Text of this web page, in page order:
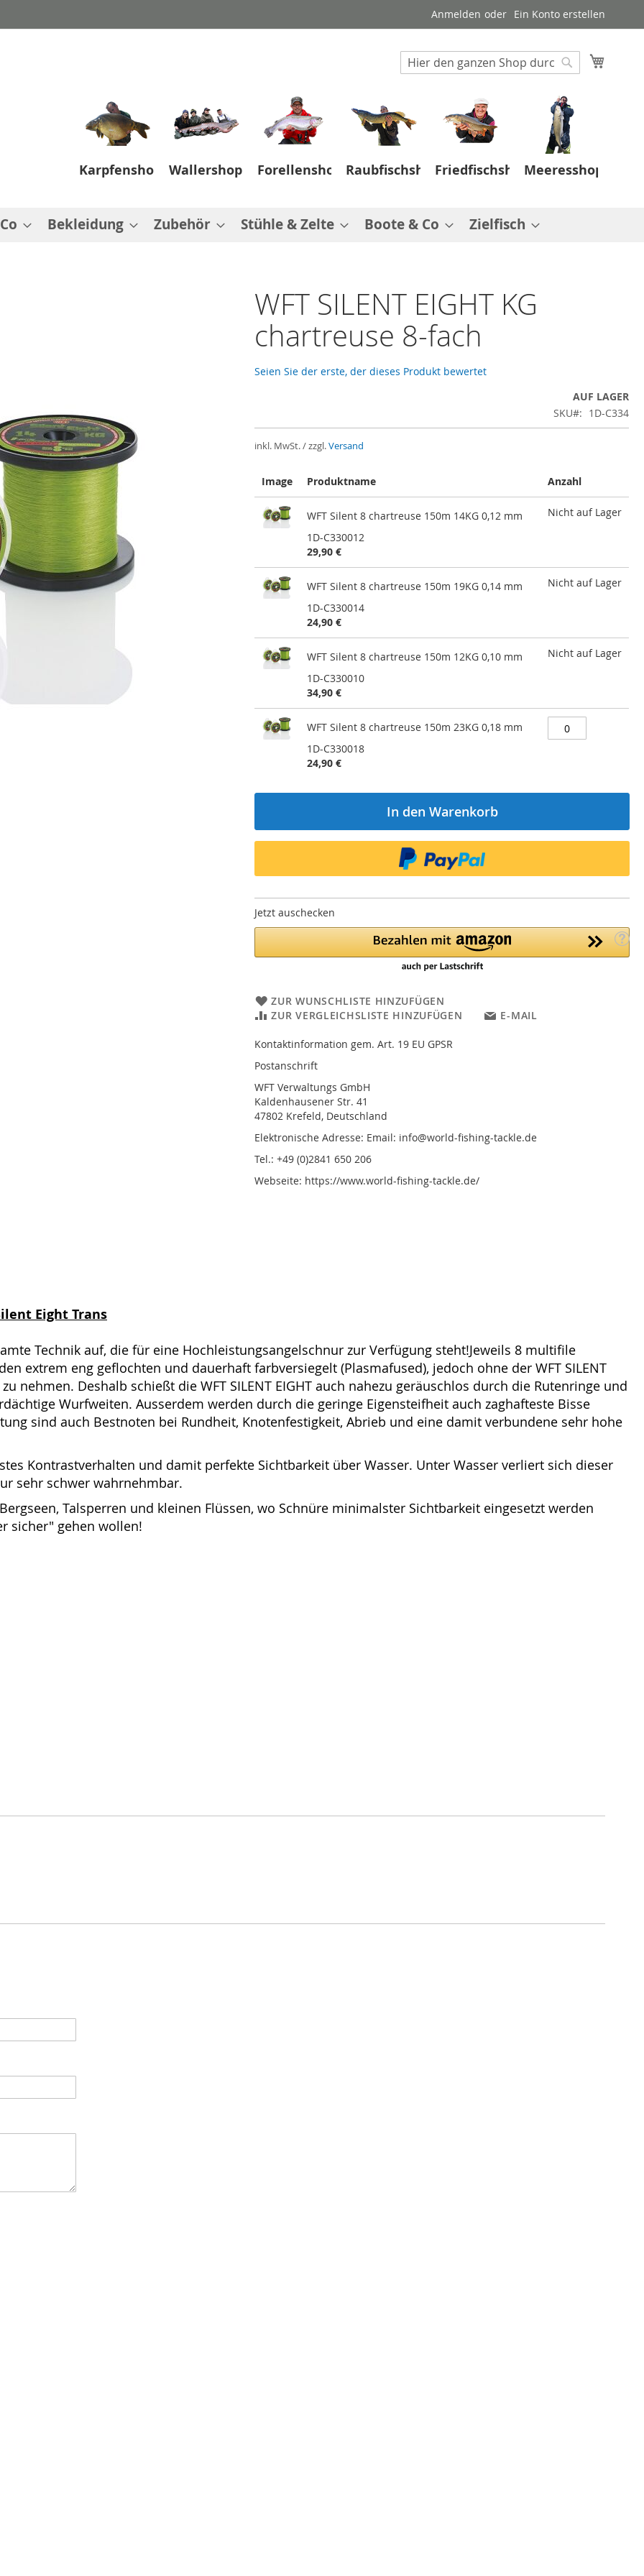
Anmelden Ein Konto erstellen
Suche
Suche
Karpfenshop Wallershop Forellenshop RaubfischshopFriedfischshopMeeresshop
Bekleidung Zubehör Stühle & Zelte Boote & Co Zielfisch
WFT SILENT EIGHT KG
chartreuse 8-fach
Seien Sie der erste, der dieses Produkt bewertet
AUF LAGER
SKU
1D-C334
inkl. MwSt. / zzgl.Versand
Gruppiert
Produkte
Image Produktname Anzahl
WFT Silent 8 chartreuse 150m 14KG 0,12 mm
1D-C330012
29,90 €
Nicht auf Lager
WFT Silent 8 chartreuse 150m 19KG 0,14 mm
1D-C330014
24,90 €
Nicht auf Lager
WFT Silent 8 chartreuse 150m 12KG 0,10 mm
1D-C330010
34,90 €
Nicht auf Lager
WFT Silent 8 chartreuse 150m 23KG 0,18 mm
1D-C330018
24,90 €
In den Warenkorb
Jetzt auschecken
ZUR WUNSCHLISTE HINZUFÜGEN
ZUR VERGLEICHSLISTE HINZUFÜGEN
E-MAIL
Kontaktinformation gem. Art. 19 EU GPSR
Postanschrift
WFT Verwaltungs GmbH
Kaldenhausener Str. 41
47802 Krefeld, Deutschland
Elektronische Adresse: Email: info@world-fishing-tackle.de
Tel.: +49 (0)2841 650 206
Webseite: https://www.world-fishing-tackle.de/
Eight Trans
Technik auf, die für eine Hochleistungsangelschnur zur Verfügung steht!Jeweils 8 multifile
extrem eng geflochten und dauerhaft farbversiegelt (Plasmafused), jedoch ohne der WFT SILENT
nehmen. Deshalb schießt die WFT SILENT EIGHT auch nahezu geräuschlos durch die Rutenringe und
Wurfweiten. Ausserdem werden durch die geringe Eigensteifheit auch zaghafteste Bisse
sind auch Bestnoten bei Rundheit, Knotenfestigkeit, Abrieb und eine damit verbundene sehr hohe
Kontrastverhalten und damit perfekte Sichtbarkeit über Wasser. Unter Wasser verliert sich dieser
sehr schwer wahrnehmbar.
Talsperren und kleinen Flüssen, wo Schnüre minimalster Sichtbarkeit eingesetzt werden
sicher" gehen wollen!